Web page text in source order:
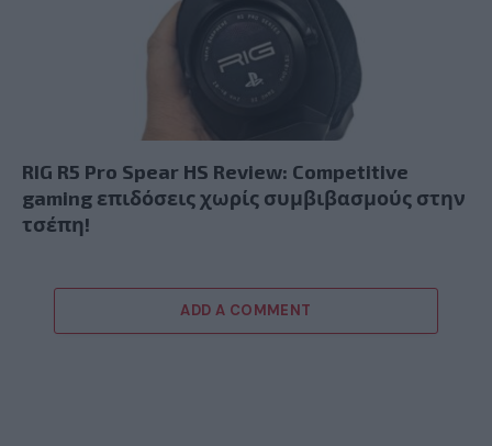
RIG R5 Pro Spear HS Review: Competitive
gaming επιδόσεις χωρίς συμβιβασμούς στην
τσέπη!
ADD A COMMENT